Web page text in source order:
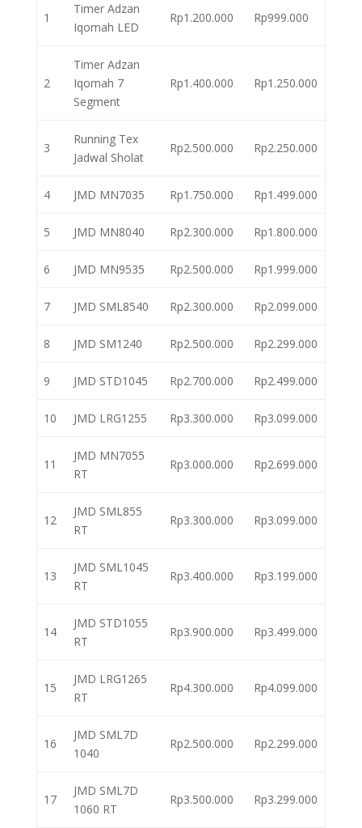
1
Timer Adzan
Iqomah LED
Rp1.200.000 Rp999.000
2
Timer Adzan
Iqomah 7
Segment
Rp1.400.000 Rp1.250.000
3
Running Tex
Jadwal Sholat
Rp2.500.000 Rp2.250.000
4 JMD MN7035 Rp1.750.000 Rp1.499.000
5 JMD MN8040 Rp2.300.000 Rp1.800.000
6 JMD MN9535 Rp2.500.000 Rp1.999.000
7 JMD SML8540 Rp2.300.000 Rp2.099.000
8 JMD SM1240 Rp2.500.000 Rp2.299.000
9 JMD STD1045 Rp2.700.000 Rp2.499.000
10 JMD LRG1255 Rp3.300.000 Rp3.099.000
11
JMD MN7055
RT
Rp3.000.000 Rp2.699.000
12
JMD SML855
RT
Rp3.300.000 Rp3.099.000
13
JMD SML1045
RT
Rp3.400.000 Rp3.199.000
14
JMD STD1055
RT
Rp3.900.000 Rp3.499.000
15
JMD LRG1265
RT
Rp4.300.000 Rp4.099.000
16
JMD SML7D
1040
Rp2.500.000 Rp2.299.000
17
JMD SML7D
1060 RT
Rp3.500.000 Rp3.299.000